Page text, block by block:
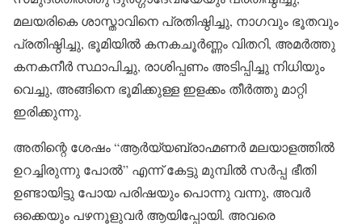
മലയരികെ ശാസ്താവിനെ പ്രതിഷ്ഠിച്ചു, നാഗവും ഭൂതവും
പ്രതിഷ്ഠിച്ചു, ഭൂമിയിൽ കനകചൂർണ്ണം വിതറി, അമർത്തു
കനകനീർ സ്ഥാപിച്ചു, രാശിപ്പണം അടിപ്പിച്ചു നിധിയും
വെച്ചു, അങ്ങിനെ ഭൂമിക്കുള്ള ഇളക്കം തീർത്തു മാറ്റി
ഇരിക്കുന്നു.
അതിന്റെ ശേഷം “ആർയ്യബ്രാഹ്മണർ മലയാളത്തിൽ
ഉറച്ചിരുന്നു പോൽ” എന്ന് കേട്ടു മുമ്പിൽ സർപ്പ ഭീതി
ഉണ്ടായിട്ടു പോയ പരിഷയും പൊന്നു വന്നു, അവർ
ഒക്കെയും പഴനൂളുവർ ആയിപ്പോയി. അവരെ